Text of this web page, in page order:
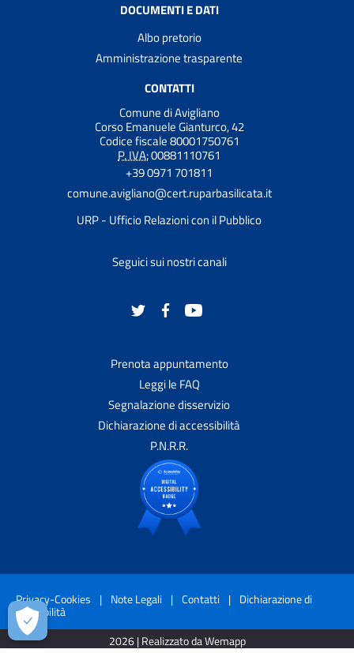
DOCUMENTI E DATI
Albo pretorio
Amministrazione trasparente
CONTATTI
Comune di Avigliano
Corso Emanuele Gianturco, 42
Codice fiscale 80001750761
P. IVA:00881110761
+39 0971 701811
comune.avigliano@cert.ruparbasilicata.it
URP - Ufficio Relazioni con il Pubblico
Seguici sui nostri canali
Prenota appuntamento
Leggi le FAQ
Segnalazione disservizio
Dichiarazione di accessibilità
P.N.R.R.
Privacy-Cookies | Note Legali | Contatti | Dichiarazione di
accessibilità
2026 | Realizzato da Wemapp